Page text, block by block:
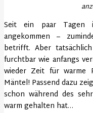
Seit ein paar
angekommen –
betrifft. Aber
furchtbar wie anfangs
wieder Zeit für warme
Mäntel! Passend dazu
schon während des
warm gehalten hat…